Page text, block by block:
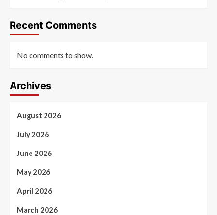
Recent Comments
No comments to show.
Archives
August 2026
July 2026
June 2026
May 2026
April 2026
March 2026